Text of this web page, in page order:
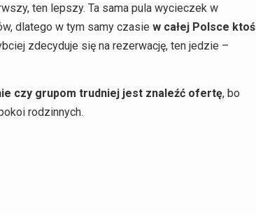
ten lepszy. Ta sama pula wycieczek w
dlatego w tym samy czasie w całej Polsce ktoś
zdecyduje się na rezerwację, ten jedzie –
czy grupom trudniej jest znaleźć ofertę, bo
rodzinnych.